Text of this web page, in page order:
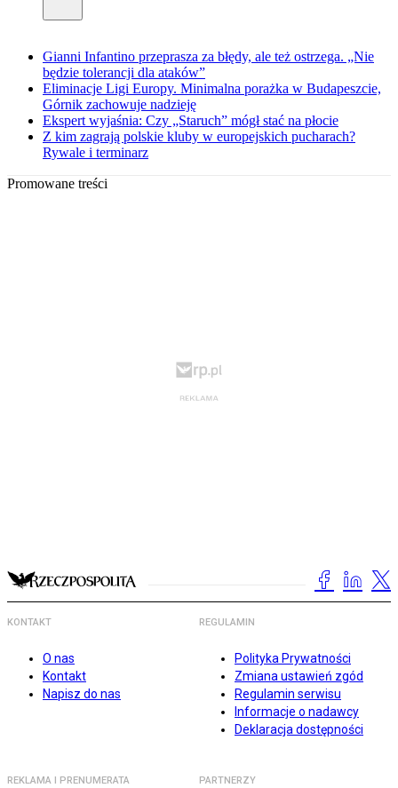
Gianni Infantino przeprasza za błędy, ale też ostrzega. „Nie
będzie tolerancji dla ataków”
Eliminacje Ligi Europy. Minimalna porażka w Budapeszcie,
Górnik zachowuje nadzieję
Ekspert wyjaśnia: Czy „Staruch” mógł stać na płocie
Z kim zagrają polskie kluby w europejskich pucharach?
Rywale i terminarz
Promowane treści
KONTAKT
O nas
Kontakt
Napisz do nas
REGULAMIN
Polityka Prywatności
Zmiana ustawień zgód
Regulamin serwisu
Informacje o nadawcy
Deklaracja dostępności
REKLAMA I PRENUMERATA PARTNERZY